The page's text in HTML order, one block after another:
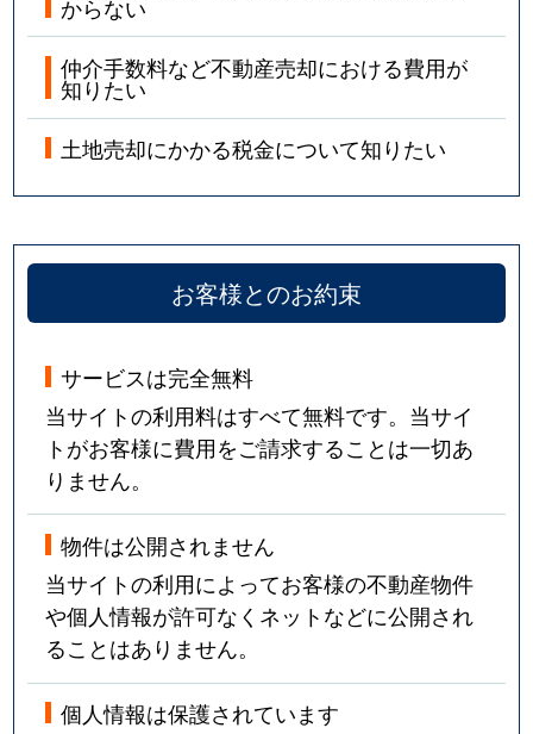
からない
仲介手数料など不動産売却における費用が
知りたい
土地売却にかかる税金について知りたい
お客様とのお約束
サービスは完全無料
当サイトの利用料はすべて無料です。当サイ
トがお客様に費用をご請求することは一切あ
りません。
物件は公開されません
当サイトの利用によってお客様の不動産物件
や個人情報が許可なくネットなどに公開され
ることはありません。
個人情報は保護されています